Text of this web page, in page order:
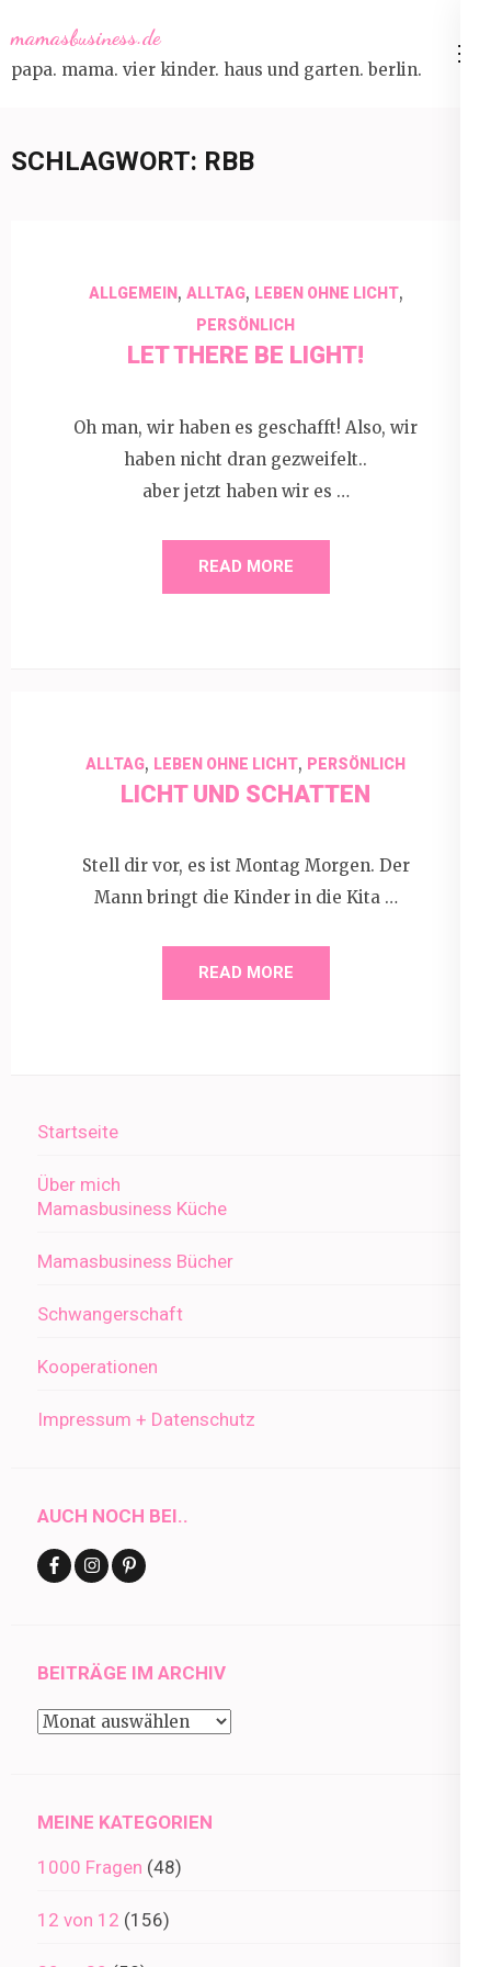
to
content
mamasbusiness.de
papa. mama. vier kinder. haus und garten. berlin.
SCHLAGWORT: RBB
ALLGEMEIN, ALLTAG, LEBEN OHNE LICHT,
PERSÖNLICH
LET THERE BE LIGHT!
Oh man, wir haben es geschafft! Also, wir
haben nicht dran gezweifelt..
aber jetzt haben wir es …
READ MORE
ALLTAG, LEBEN OHNE LICHT, PERSÖNLICH
LICHT UND SCHATTEN
Stell dir vor, es ist Montag Morgen. Der
Mann bringt die Kinder in die Kita …
READ MORE
Startseite
Über mich
Mamasbusiness Küche
Mamasbusiness Bücher
Schwangerschaft
Kooperationen
Impressum + Datenschutz
AUCH NOCH BEI..
BEITRÄGE IM ARCHIV
Beiträge
MEINE KATEGORIEN
1000 Fragen (48)
12 von 12 (156)